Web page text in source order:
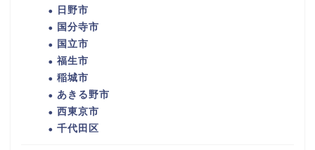
日野市
国分寺市
国立市
福生市
稲城市
あきる野市
西東京市
千代田区